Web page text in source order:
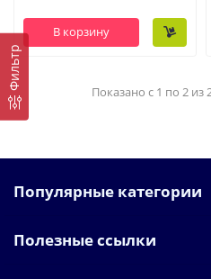
Фильтр
В корзину
Показано с 1 по 2 из
Популярные категории
Полезные ссылки